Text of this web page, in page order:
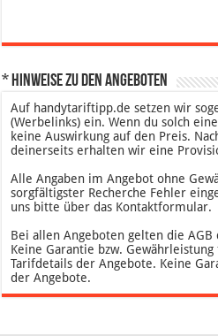
* Hinweise zu den Angeboten
Auf handytariftipp.de setzen wir
(Werbelinks) ein. Wenn du solch
keine Auswirkung auf den Preis.
deinerseits erhalten wir eine
Alle Angaben im Angebot ohne
sorgfältigster Recherche Fehler
uns bitte über das Kontaktformular.
Bei allen Angeboten gelten die
Keine Garantie bzw.
Tarifdetails der Angebote. Keine
der Angebote.